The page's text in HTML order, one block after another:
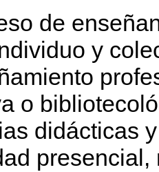
de
y
o
didácticas